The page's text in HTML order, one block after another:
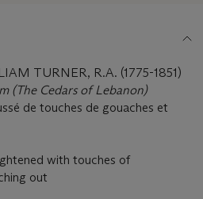
TURNER, R.A. (1775-1851)
(The Cedars of Lebanon)
de touches de gouaches et
with touches of
out